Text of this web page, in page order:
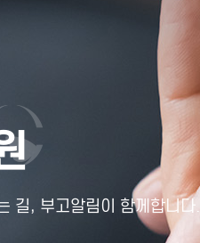
길, 부고알림이 함께합니다.